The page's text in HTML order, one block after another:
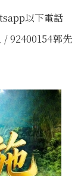
以下電話
92400154郭先